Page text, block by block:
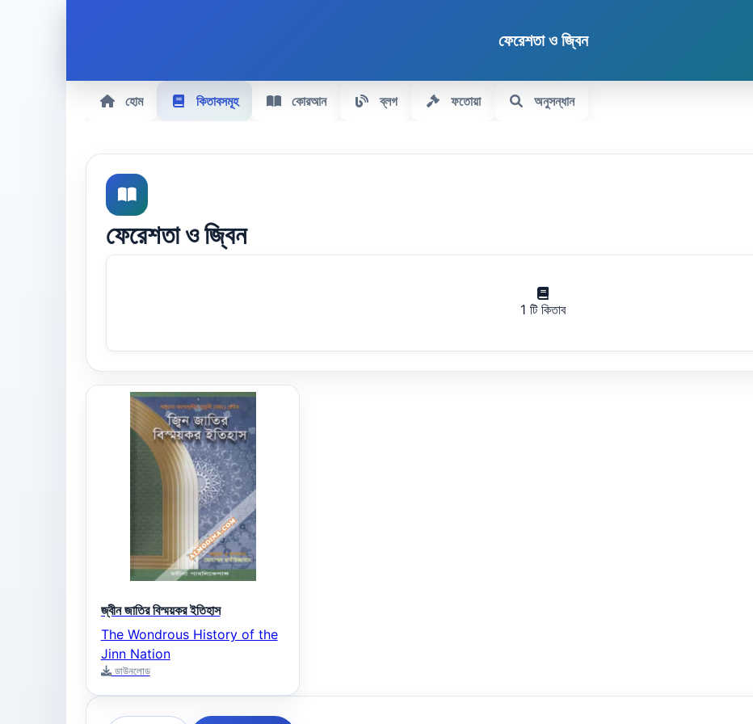
ফেরেশতা ও জ্বিন
হোম কিতাবসমূহ কোরআন ব্লগ ফতোয়া অনুসন্ধান
ফেরেশতা ও জ্বিন
1 টি কিতাব
জ্বীন জাতির বিস্ময়কর ইতিহাস
The Wondrous History of the
Jinn Nation
ডাউনলোড